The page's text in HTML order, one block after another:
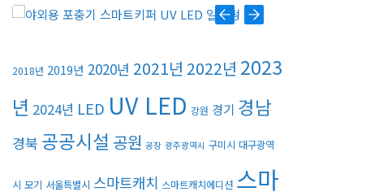
2018년 2019년 2020년 2021년 2022년 2023
년 2024년 LED UV LED 강원 경기 경남
경북 공공시설 공원 공장 광주광역시 구미시 대구광역
시 모기 서울특별시 스마트캐치 스마트캐치에디션 스마